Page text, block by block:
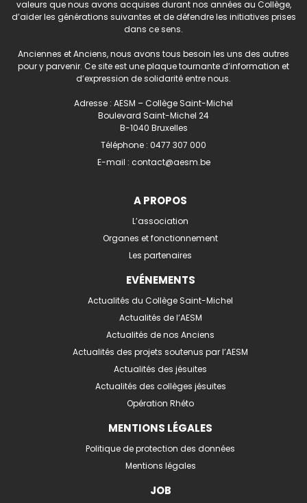
valeurs que nous avons acquises durant nos années au Collège,
d’aider les générations suivantes et de défendre les initiatives prises
dans ce sens.
Anciennes et Anciens, nous avons tous besoin les uns des autres
pour y parvenir. Ce site est une plaque tournante d’information et
d’expression de solidarité entre nous.
Adresse : AESM – Collège Saint-Michel
Boulevard Saint-Michel 24
B-1040 Bruxelles
Téléphone : 0477 307 000
E-mail : contact@aesm.be
A PROPOS
L’association
Organes et fonctionnement
Les partenaires
EVÉNEMENTS
Actualités du Collège Saint-Michel
Actualités de l’AESM
Actualités de nos Anciens
Actualités des projets soutenus par l’AESM
Actualités des jésuites
Actualités des collèges jésuites
Opération Rhéto
MENTIONS LÉGALES
Politique de protection des données
Mentions légales
JOB